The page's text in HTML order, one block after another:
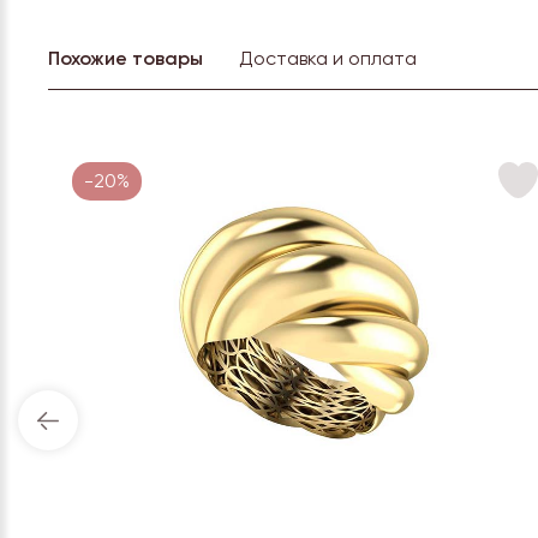
Похожие товары Доставка и оплата
-20%